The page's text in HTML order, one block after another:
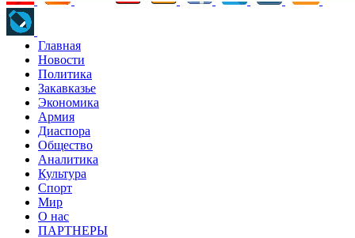
Главная
Новости
Политика
Закавказье
Экономика
Армия
Диаспора
Общество
Аналитика
Культура
Спорт
Мир
О нас
ПАРТНЕРЫ